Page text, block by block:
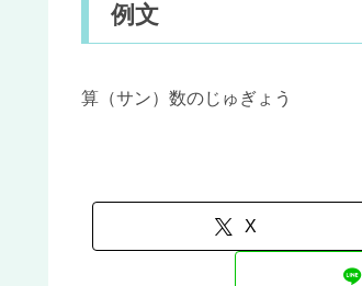
例文
算（サン）数のじゅぎょう
X